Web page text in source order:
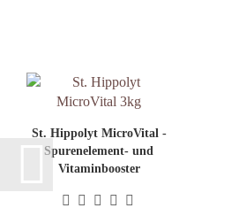
St. Hippolyt MicroVital -
Spurenelement- und
Vitaminbooster